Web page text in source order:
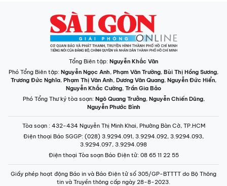
Tổng Biên tập: Nguyễn Khắc Văn
Phó Tổng Biên tập: Nguyễn Ngọc Anh, Phạm Văn Trường, Bùi Thị Hồng Sương,
Trương Đức Nghĩa, Phạm Thị Vân Anh, Dương Văn Quang, Nguyễn Đức Hiển,
Nguyễn Khắc Cường, Trần Gia Bảo
Phó Tổng Thư ký tòa soạn: Ngô Quang Trưởng, Nguyễn Chiến Dũng,
Nguyễn Phước Bình
Tòa soạn : 432-434 Nguyễn Thị Minh Khai, Phường Bàn Cờ, TP.HCM
Điện thoại Báo SGGP: (028) 3.9294.091, 3.9294.092, 3.9294.093,
3.9294.097, 3.9294.098
Điện thoại Tòa soạn Báo Điện tử: 08 65 11 22 55
Giấy phép hoạt động Báo in và Báo Điện tử số 305/GP-BTTTT do Bộ Thông
tin và Truyền thông cấp ngày 28-8-2023.